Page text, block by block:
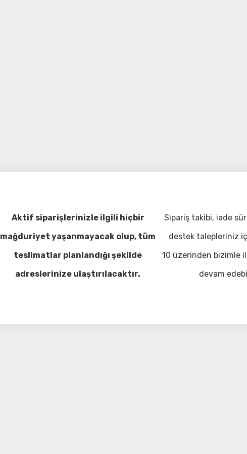
Aktif siparişlerinizle ilgili hiçbir
mağduriyet yaşanmayacak olup, tüm
teslimatlar planlandığı şekilde
adreslerinize ulaştırılacaktır.
Sipariş takibi, iade
destek talepleriniz
10 üzerinden bizimle
devam